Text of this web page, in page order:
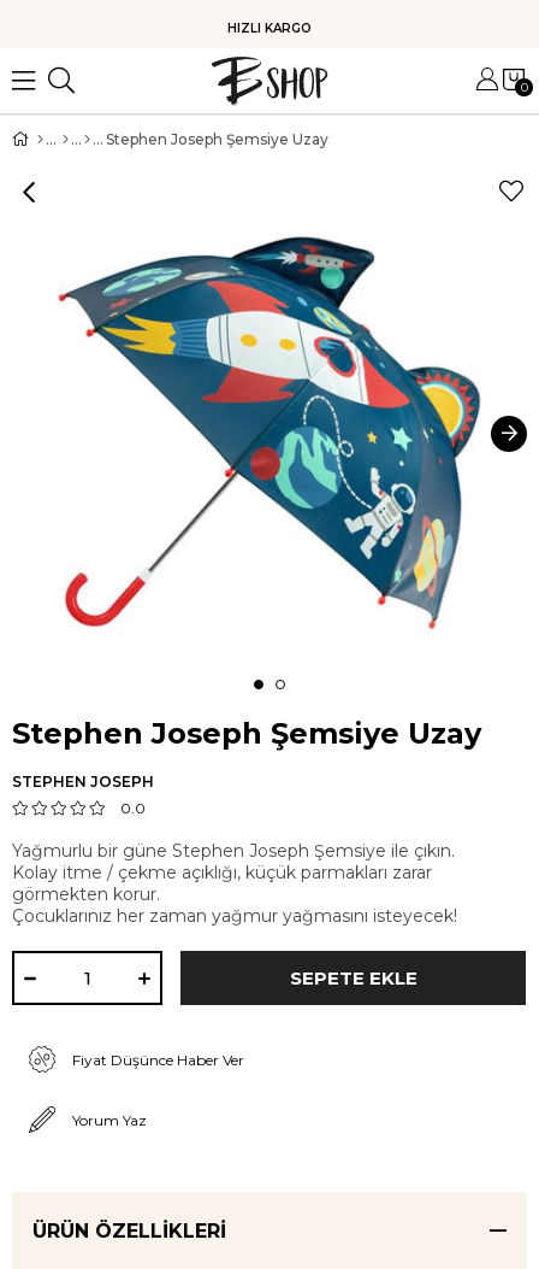
HIZLI KARGO
0
Stephen Joseph Şemsiye Uzay
Stephen Joseph Şemsiye Uzay
STEPHEN JOSEPH
0.0
Yağmurlu bir güne Stephen Joseph Şemsiye ile çıkın.
Kolay itme / çekme açıklığı, küçük parmakları zarar
görmekten korur.
Çocuklarınız her zaman yağmur yağmasını isteyecek!
Fiyat Düşünce Haber Ver
Yorum Yaz
ÜRÜN ÖZELLIKLERI